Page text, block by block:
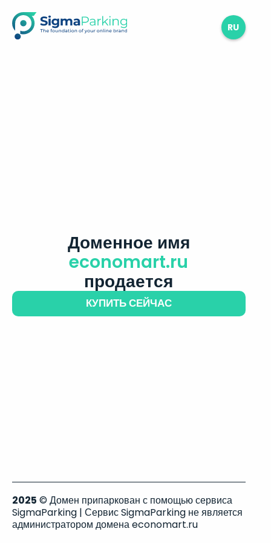
RU
Доменное имя
economart.ru
продается
КУПИТЬ СЕЙЧАС
2025 © Домен припаркован с помощью сервиса
SigmaParking | Сервис SigmaParking не является
администратором домена economart.ru